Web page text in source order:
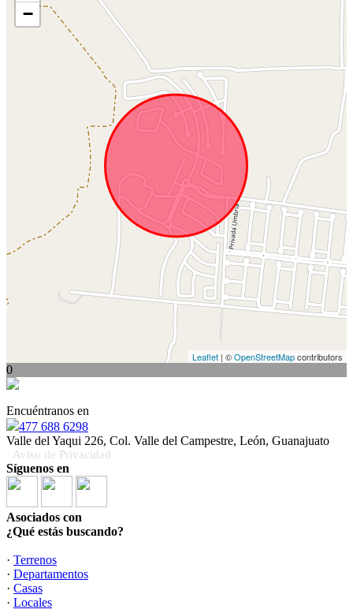
−
Leaflet | ©OpenStreetMapcontributors
0
Encuéntranos en
477 688 6298
Valle del Yaqui 226, Col. Valle del Campestre, León, Guanajuato
· Aviso de Privacidad
Síguenos en
Asociados con
¿Qué estás buscando?
· Terrenos
· Departamentos
· Casas
· Locales